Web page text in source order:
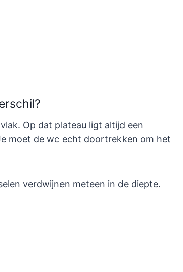
Op dat plateau ligt altijd een
moet de wc echt doortrekken om het
verdwijnen meteen in de diepte.